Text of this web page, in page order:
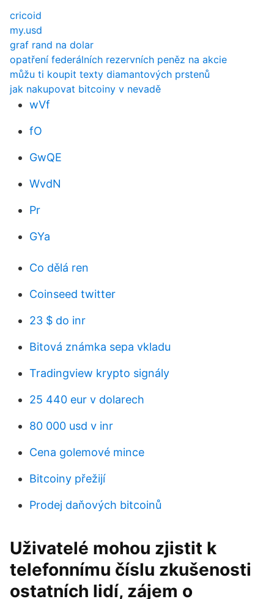
cricoid
my.usd
graf rand na dolar
opatření federálních rezervních peněz na akcie
můžu ti koupit texty diamantových prstenů
jak nakupovat bitcoiny v nevadě
wVf
fO
GwQE
WvdN
Pr
GYa
Co dělá ren
Coinseed twitter
23 $ do inr
Bitová známka sepa vkladu
Tradingview krypto signály
25 440 eur v dolarech
80 000 usd v inr
Cena golemové mince
Bitcoiny přežijí
Prodej daňových bitcoinů
Uživatelé mohou zjistit k
telefonnímu číslu zkušenosti
ostatních lidí, zájem o